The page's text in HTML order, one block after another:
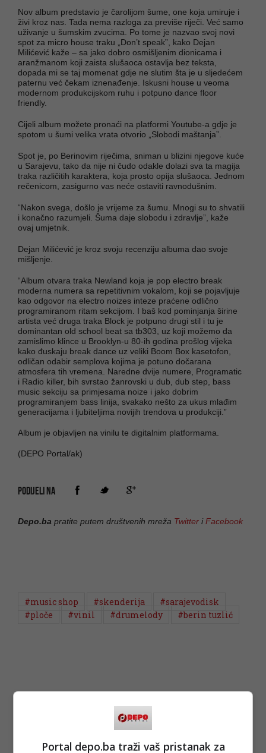
Nov album predstavio je čarolijom šume, one koja umiruje i
živi kroz nas. Tada nema razloga za previše riječi. Već samo
uživanje u šumskim zvucima. Po tome je nazvao svoj novi
spot za micro house traku „Don’t speak”, kako Dejan
Milićević kaže – sa jako dobro osmišljenim dionicama i
aranžmanom koji zaista slušaoca ostavlja bez teksta,
dopada mi se taj momenat gdje ne slutim šta je u sljedećem
paternu već čekam iznenađenje. Iskusni house u veoma
modernom produkcijskom ruhu i potpuno dance floor
friendly.
Cijeli album možete pronaći na platformi Youtube-a gdje je
spotom u šumi velika vrata otvorio „Slobodi maštanja”.
Spot je, po Berinovim riječima, sniman u blizini njegove kuće
u Sarajevu, tako da nije ni čudo odakle dolazi sva ta magija
traka različitih karaktera, koja prosto opija slušaoca. Jednom
rečenicom, zasigurno vas neće ostaviti ravnodušnim.
“Nakon svega, došlo je vrijeme za šumu. Mnogi su to shvatili
i konačno razumjeli. Šuma daje slobodu i zdravlje”, kaže
ovaj umjetnik.
Dejan Milićević je kroz svoju recenziju albuma dao svoje
mišljenje.
“Album otvara traka Newland koja je pop electro break
moderna numera sa repetitivnim vokalom, koji se pojavljuje
kao odgovor na electro noizes inteze praćene odlično
programiranom ritam sekcijom. I baš kod pominjanja širine
artista već druga traka Block je potpuno drugi stil i tu je
dominantan old school beat sa tb303, uz koji možemo da
zamislimo klince u Brooklyn-u 80-ih godina prošlog vijeka
kako đuskaju break dance uz veliki Boom Box kasetofon,
odličan odabir semplova kojima je potuno dočarana
atmosfera tih vremena. Naredne dvije numere, Programatic
i Radio killer, bih svrstao žanrovski u dub, dub step, bass
music sekciju sa primjesama noize i jako dobrim
programiranjem bass linija, svakako nešto za ukus mlađim
generacijama i ljubiteljima novijih trendova u produkciji.”
Album je objavljen na vinilu te digitalnim platformama.
(DEPO Portal/ak)
PODIJELI NA
Depo.ba pratite putem društvenih mreža Twitter iFacebook
#music shop #skenderija
#sarajevodisk
#ploče
#vinil #drumelody #berin tuzlić
Portal depo.ba traži vaš pristanak za